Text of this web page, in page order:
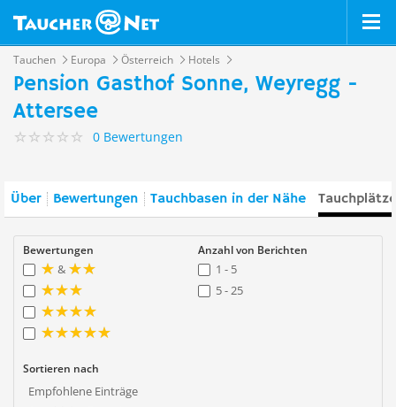
Tauchen Europa Österreich Hotels
Pension Gasthof Sonne, Weyregg -
Attersee
0 Bewertungen
Über Bewertungen Tauchbasen in der Nähe
Bewertungen
&
Anzahl von Berichten
1 - 5
5 - 25
Sortieren nach
Empfohlene Einträge